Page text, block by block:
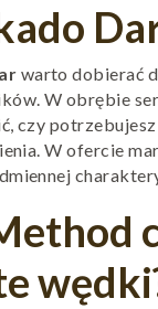
warto dobierać
W obrębie
czy
W ofercie